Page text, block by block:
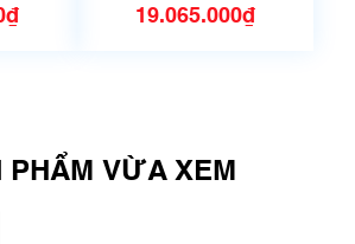
19.065.000₫
PHẨM VỪA XEM